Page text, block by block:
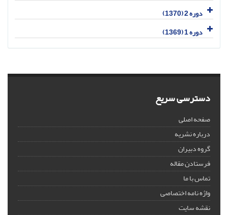
دوره 2 (1370)
دوره 1 (1369)
دسترسی سریع
صفحه اصلی
درباره نشریه
گروه دبیران
فرستادن مقاله
تماس با ما
واژه نامه اختصاصی
نقشه سایت